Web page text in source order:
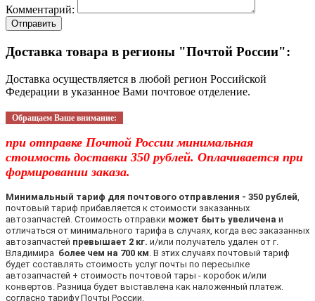
Комментарий:
Отправить
Доставка товара в регионы "Почтой России":
Доставка осуществляется в любой регион Российской
Федерации в указанное Вами почтовое отделение.
Обращаем Ваше внимание:
при отправке Почтой России минимальная
стоимость доставки 350 рублей. Оплачивается при
формировании заказа.
Минимальный тариф для почтового отправления - 350 рублей
почтовый тариф прибавляется к стоимости заказанных
автозапчастей. Стоимость отправки может быть увеличена и
отличаться от минимального тарифа в случаях, когда вес заказанных
автозапчастей превышает 2 кг. и/или получатель удален от г.
Владимира более чем на 700 км . В этих случаях почтовый тариф
будет составлять стоимость услуг почты по пересылке
автозапчастей + стоимость почтовой тары - коробок и/или
конвертов. Разница будет выставлена как наложенный платеж.
согласно тарифу Почты России.